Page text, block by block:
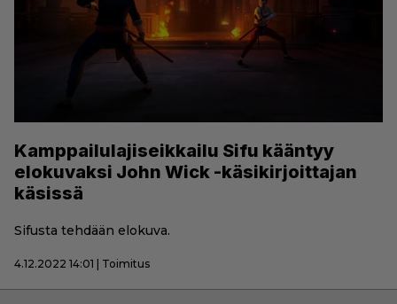
Kamppailulajiseikkailu Sifu kääntyy
elokuvaksi John Wick -käsikirjoittajan
käsissä
Sifusta tehdään elokuva.
4.12.2022 14:01 | Toimitus